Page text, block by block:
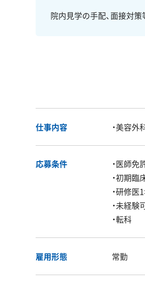
院内見学の手配、面接対
仕事内容 ・美容外
応募条件
・医師免
・初期臨
・研修医
・未経験
・転科
雇用形態 常勤